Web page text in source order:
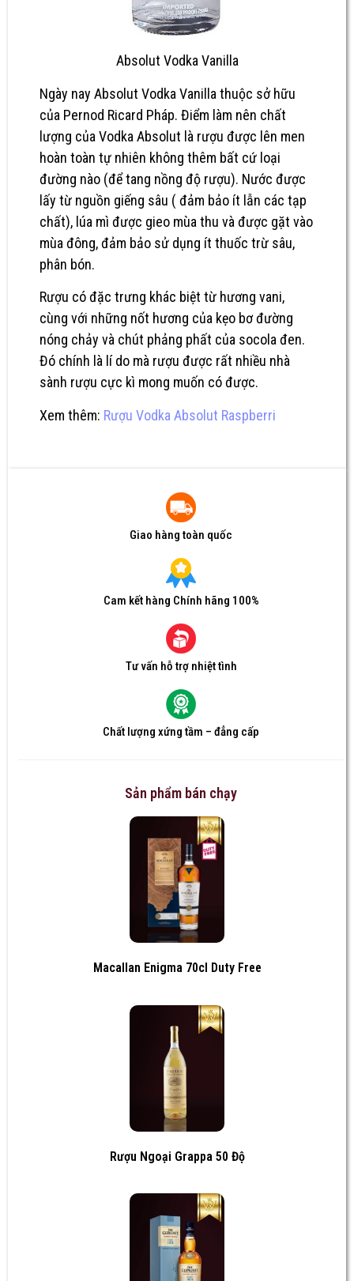
Absolut Vodka Vanilla
Ngày nay Absolut Vodka Vanilla thuộc sở hữu
của Pernod Ricard Pháp. Điểm làm nên chất
lượng của Vodka Absolut là rượu được lên men
hoàn toàn tự nhiên không thêm bất cứ loại
đường nào (để tang nồng độ rượu). Nước được
lấy từ nguồn giếng sâu ( đảm bảo ít lẫn các tạp
chất), lúa mì được gieo mùa thu và được gặt vào
mùa đông, đảm bảo sử dụng ít thuốc trừ sâu,
phân bón.
Rượu có đặc trưng khác biệt từ hương vani,
cùng với những nốt hương của kẹo bơ đường
nóng chảy và chút phảng phất của socola đen.
Đó chính là lí do mà rượu được rất nhiều nhà
sành rượu cực kì mong muốn có được.
Xem thêm: Rượu Vodka Absolut Raspberri
Giao hàng toàn quốc
Cam kết hàng Chính hãng 100%
Tư vấn hỗ trợ nhiệt tình
Chất lượng xứng tầm – đẳng cấp
Sản phẩm bán chạy
Macallan Enigma 70cl Duty Free
Rượu Ngoại Grappa 50 Độ